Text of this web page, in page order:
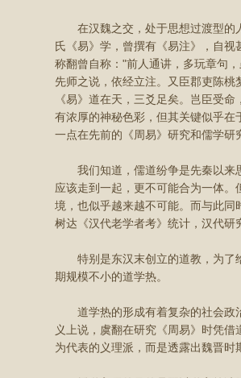
在汉魏之交，处于思想过渡型的
氏《易》学，曾撰有《易注》，自
称翻曾自称："前人通讲，多玩章句
先师之说，依经立注。又臣郡吏陈
《易》道在天，三爻足矣。岂臣受
有浓厚的神秘色彩，但其关键似乎
一点在先前的《周易》研究和儒学研
我们知道，儒道纷争是先秦以来
应该走到一起，更不可能合为一体
境，也似乎越来越不可能。而与此
树达《汉代老学者考》统计，汉代
特别是东汉末创立的道教，为了
期规模不小的道学热。
道学热的形成有着复杂的社会政
义上说，虞翻在研究《周易》时凭
为代表的义理派，而是透露出魏晋